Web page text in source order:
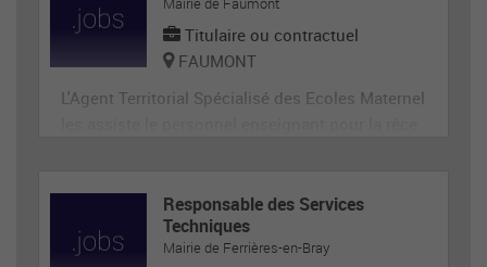
Titulaire ou contractuel
FAUMONT
L'Agent Territorial Spécialisé des Ecoles Maternel
ux et le matériel servant directement aux enfant
s. En tant que membre de la communauté éduca
tive, il p
Responsable des Services
Techniques
Mairie de Ferrières-en-Bray